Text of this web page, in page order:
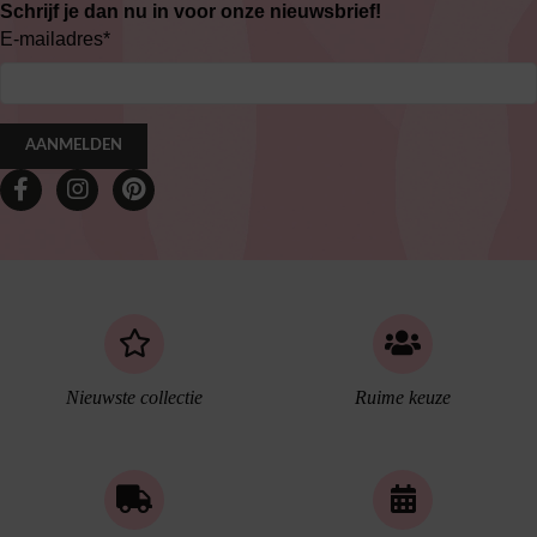
Schrijf je dan nu in voor onze nieuwsbrief!
E-mailadres*
AANMELDEN
Nieuwste collectie Ruime keuze